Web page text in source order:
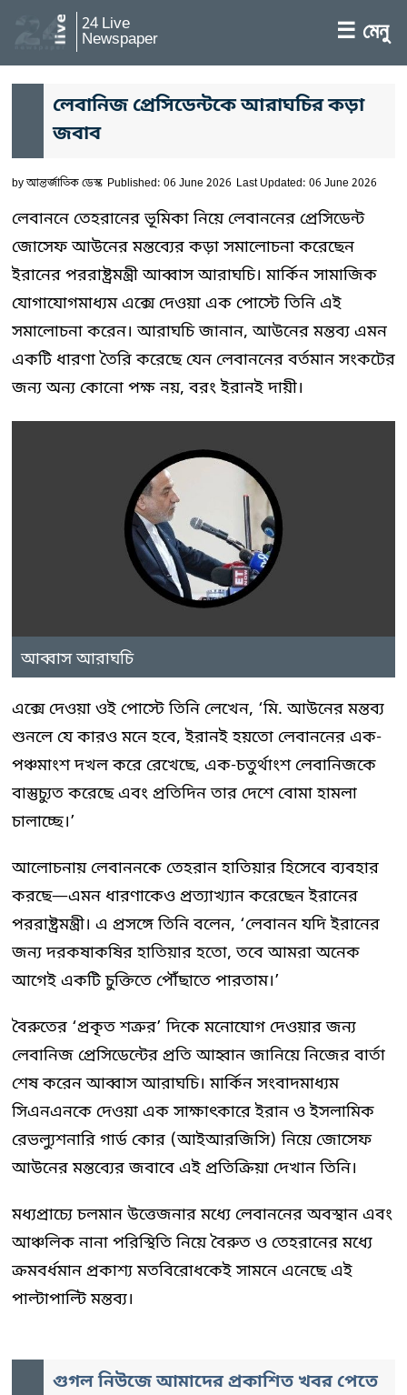
24 Live
Newspaper ☰ মেনু
লেবানিজ প্রেসিডেন্টকে আরাঘচির কড়া
জবাব
byআন্তর্জাতিক ডেস্ক Published: 06 June 2026 Last Updated: 06 June 2026
লেবাননে তেহরানের ভূমিকা নিয়ে লেবাননের প্রেসিডেন্ট
জোসেফ আউনের মন্তব্যের কড়া সমালোচনা করেছেন
ইরানের পররাষ্ট্রমন্ত্রী আব্বাস আরাঘচি। মার্কিন সামাজিক
যোগাযোগমাধ্যম এক্সে দেওয়া এক পোস্টে তিনি এই
সমালোচনা করেন। আরাঘচি জানান, আউনের মন্তব্য এমন
একটি ধারণা তৈরি করেছে যেন লেবাননের বর্তমান সংকটের
জন্য অন্য কোনো পক্ষ নয়, বরং ইরানই দায়ী।
আব্বাস আরাঘচি
এক্সে দেওয়া ওই পোস্টে তিনি লেখেন, ‘মি. আউনের মন্তব্য
শুনলে যে কারও মনে হবে, ইরানই হয়তো লেবাননের এক-
পঞ্চমাংশ দখল করে রেখেছে, এক-চতুর্থাংশ লেবানিজকে
বাস্তুচ্যুত করেছে এবং প্রতিদিন তার দেশে বোমা হামলা
চালাচ্ছে।’
আলোচনায় লেবাননকে তেহরান হাতিয়ার হিসেবে ব্যবহার
করছে—এমন ধারণাকেও প্রত্যাখ্যান করেছেন ইরানের
পররাষ্ট্রমন্ত্রী। এ প্রসঙ্গে তিনি বলেন, ‘লেবানন যদি ইরানের
জন্য দরকষাকষির হাতিয়ার হতো, তবে আমরা অনেক
আগেই একটি চুক্তিতে পৌঁছাতে পারতাম।’
বৈরুতের ‘প্রকৃত শত্রুর’ দিকে মনোযোগ দেওয়ার জন্য
লেবানিজ প্রেসিডেন্টের প্রতি আহ্বান জানিয়ে নিজের বার্তা
শেষ করেন আব্বাস আরাঘচি। মার্কিন সংবাদমাধ্যম
সিএনএনকে দেওয়া এক সাক্ষাৎকারে ইরান ও ইসলামিক
রেভল্যুশনারি গার্ড কোর (আইআরজিসি) নিয়ে জোসেফ
আউনের মন্তব্যের জবাবে এই প্রতিক্রিয়া দেখান তিনি।
মধ্যপ্রাচ্যে চলমান উত্তেজনার মধ্যে লেবাননের অবস্থান এবং
আঞ্চলিক নানা পরিস্থিতি নিয়ে বৈরুত ও তেহরানের মধ্যে
ক্রমবর্ধমান প্রকাশ্য মতবিরোধকেই সামনে এনেছে এই
পাল্টাপাল্টি মন্তব্য।
গুগল নিউজে আমাদের প্রকাশিত খবর পেতে